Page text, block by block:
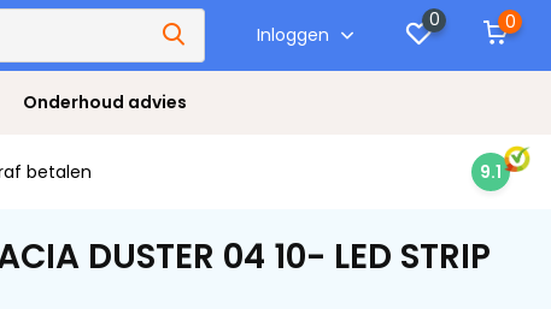
Inloggen
0 0
Onderhoud advies
betalen 9.1
DUSTER 04 10- LED STRIP